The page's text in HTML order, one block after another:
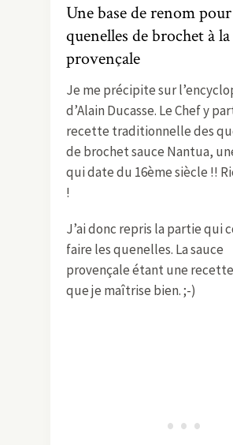
Une base de renom
quenelles de brochet à la
provençale
Je me précipite sur
d’Alain Ducasse. Le Chef y
recette traditionnelle des
de brochet sauce Nantua,
qui date du 16ème siècle !!
!
J’ai donc repris la partie qui
faire les quenelles. La sauce
provençale étant une
que je maîtrise bien. ;-)